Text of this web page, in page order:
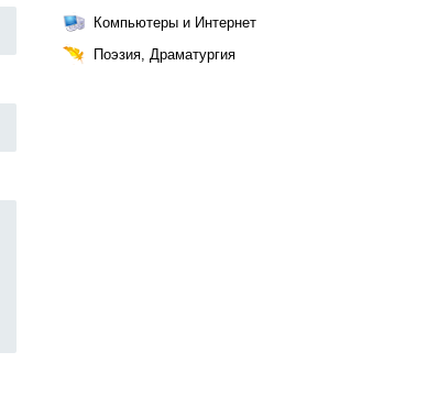
Компьютеры и Интернет
Поэзия, Драматургия